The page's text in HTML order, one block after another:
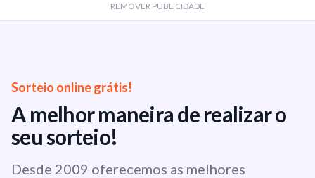
REMOVER PUBLICIDADE
Sorteio online grátis!
A melhor maneira de realizar o
seu sorteio!
Desde 2009 oferecemos as melhores